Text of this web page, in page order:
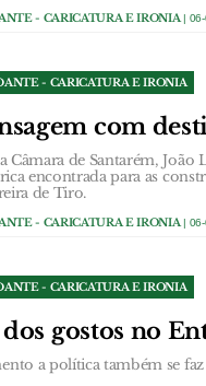
- CARICATURA E IRONIA |
- CARICATURA E IRONIA
com
Câmara de Santarém, João
encontrada para as
de Tiro.
- CARICATURA E IRONIA |
- CARICATURA E IRONIA
gostos no
a política também se